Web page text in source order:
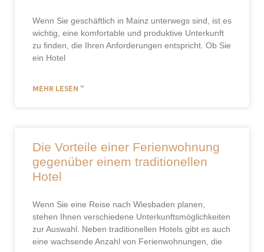
Wenn Sie geschäftlich in Mainz unterwegs sind, ist es
wichtig, eine komfortable und produktive Unterkunft
zu finden, die Ihren Anforderungen entspricht. Ob Sie
ein Hotel
MEHR LESEN "
Die Vorteile einer Ferienwohnung
gegenüber einem traditionellen
Hotel
Wenn Sie eine Reise nach Wiesbaden planen,
stehen Ihnen verschiedene Unterkunftsmöglichkeiten
zur Auswahl. Neben traditionellen Hotels gibt es auch
eine wachsende Anzahl von Ferienwohnungen, die